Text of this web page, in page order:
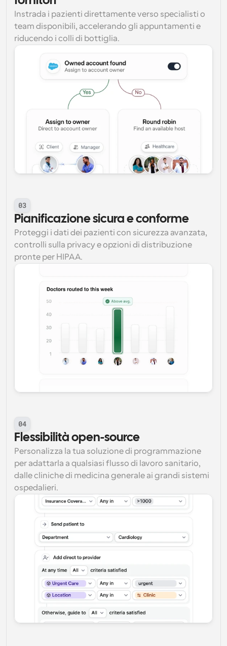
Instrada i pazienti direttamente verso specialisti o
team disponibili, accelerando gli appuntamenti e
riducendo i colli di bottiglia.
03
Pianificazione sicura e conforme
Proteggi i dati dei pazienti con sicurezza avanzata,
controlli sulla privacy e opzioni di distribuzione
pronte per HIPAA.
04
Flessibilità open-source
Personalizza la tua soluzione di programmazione
per adattarla a qualsiasi flusso di lavoro sanitario,
dalle cliniche di medicina generale ai grandi sistemi
ospedalieri.